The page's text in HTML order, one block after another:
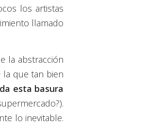
los artistas
llamado
la abstracción
la que tan bien
esta basura
lo inevitable.